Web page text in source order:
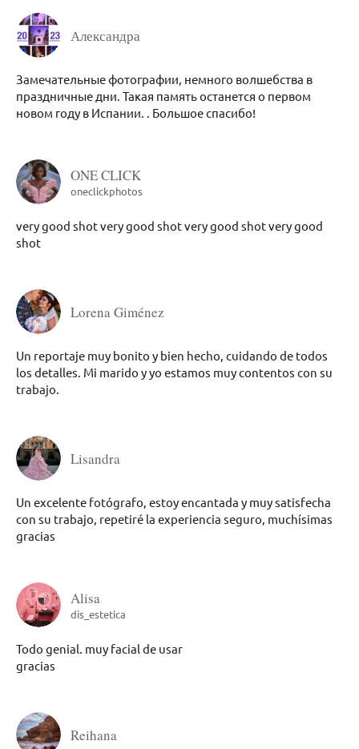
Александра
Замечательные фотографии, немного волшебства в
праздничные дни. Такая память останется о первом
новом году в Испании. . Большое спасибо!
ONE CLICK
oneclickphotos
very good shot very good shot very good shot very good
shot
Lorena Giménez
Un reportaje muy bonito y bien hecho, cuidando de todos
los detalles. Mi marido y yo estamos muy contentos con su
trabajo.
Lisandra
Un excelente fotógrafo, estoy encantada y muy satisfecha
con su trabajo, repetiré la experiencia seguro, muchísimas
gracias
Alisa
dis_estetica
Todo genial. muy facial de usar
gracias
Reihana